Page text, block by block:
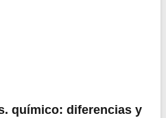
químico: diferencias y